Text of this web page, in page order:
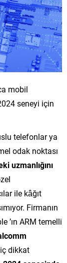
mobil
seneyi için
telefonlar ya
odak noktası
uzmanlığını
ile kâğıt
Firmanın
’ın ARM temelli
dikkat